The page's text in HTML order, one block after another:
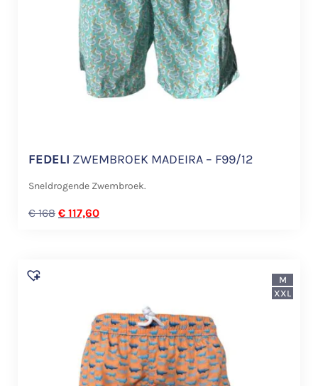
FEDELI ZWEMBROEK MADEIRA – F99/12
Sneldrogende Zwembroek.
€168 € 117,60
M
XXL